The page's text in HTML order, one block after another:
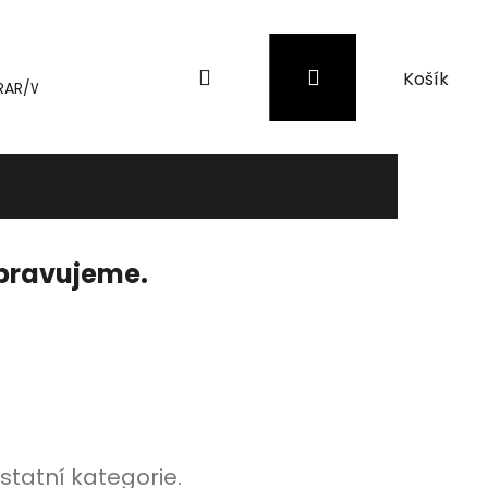
WinRAR Záložní zdroje (UPS) a přepěťové
PřihlášeníNákupní
košík
kategorie.